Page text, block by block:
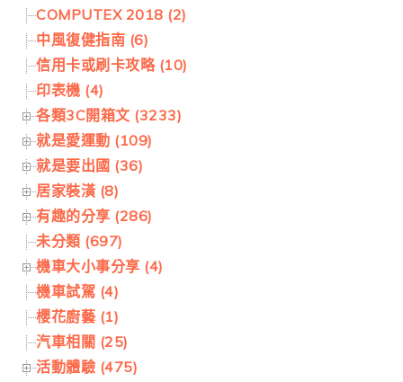
COMPUTEX 2018 (2)
中風復健指南 (6)
信用卡或刷卡攻略 (10)
印表機 (4)
各類3C開箱文 (3233)
就是愛運動 (109)
就是要出國 (36)
居家裝潢 (8)
有趣的分享 (286)
未分類 (697)
機車大小事分享 (4)
機車試駕 (4)
櫻花廚藝 (1)
汽車相關 (25)
活動體驗 (475)